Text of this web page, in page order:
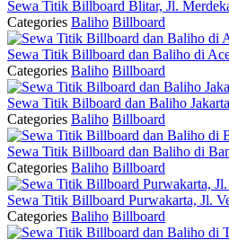
Sewa Titik Billboard Blitar, Jl.
Categories Baliho Billboard
Sewa Titik Billboard dan Baliho di
Categories Baliho Billboard
Sewa Titik Bilboard dan Baliho
Categories Baliho Billboard
Sewa Titik Billboard dan Baliho di
Categories Baliho Billboard
Sewa Titik Billboard Purwakarta, Jl.
Categories Baliho Billboard